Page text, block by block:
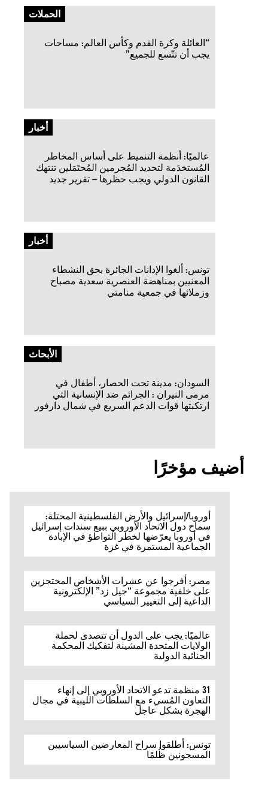
الحملات
“العائلة وكرة القدم وكأس العالم: مساحات
يجب أن تتّسع للجميع”
أخبار
عالميًا: أنظمة التنميط على أساس المخاطر
المُستخدَمة لتحديد المُجرمين المُحتَمَلين تنتهك
القانون الدولي ويجب حظرها – تقرير جديد
أخبار
تونس: ألغوا الإدانات الجائرة بحق النشطاء
المعنيين بمناهضة العنصرية سعدية مصباح
وزملائها في جمعية منامتي
الأبحاث
السودان: مدينة تحت الحصار، أطفال في
مرمى النيران : الجرائم ضد الإنسانية التي
ارتكبتها قوات الدعم السريع في شمال دارفور
أضيف مؤخرًا
أوروبا/إسرائيل والأرض الفلسطينية المحتلة:
سماح دول الاتحاد الأوروبي ببيع سندات إسرائيل
في أوروبا يعرّضها لخطر التواطؤ في الإبادة
الجماعية المستمرة في غزة
مصر: أفرجوا عن عشرات الأشخاص المحتجزين
على خلفية مجموعة “جيل زد” الإلكترونية
الداعية إلى التغيير السياسي
عالميًا: يجب على الدول أن تتصدى لحملة
الولايات المتحدة المشينة لتفكيك المحكمة
الجنائية الدولية
31 منظمة تدعو الاتحاد الأوروبي إلى إنهاء
التعاون المُسيء مع السلطات الليبية في مجال
الهجرة بشكل عاجل
تونس: أطلقوا سراح المعارضين السياسيين
المسجونين ظُلمًا